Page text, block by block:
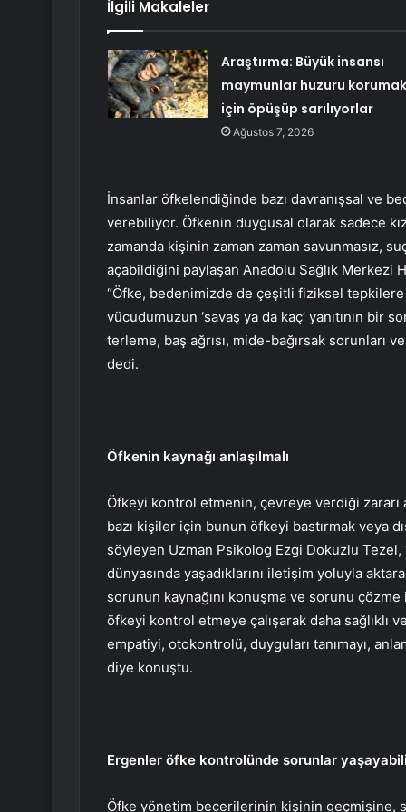
İlgili Makaleler
Araştırma: Büyük insansı
maymunlar huzuru korumak
için öpüşüp sarılıyorlar
Ağustos 7, 2026
İnsanlar öfkelendiğinde bazı davranışsal ve
verebiliyor. Öfkenin duygusal olarak sadece
zamanda kişinin zaman zaman savunmasız,
açabildiğini paylaşan Anadolu Sağlık Merkezi
“Öfke, bedenimizde de çeşitli fiziksel
vücudumuzun ‘savaş ya da kaç’ yanıtının bir
terleme, baş ağrısı, mide-bağırsak
dedi.
Öfkenin kaynağı anlaşılmalı
Öfkeyi kontrol etmenin, çevreye verdiği
bazı kişiler için bunun öfkeyi bastırmak veya
söyleyen Uzman Psikolog Ezgi Dokuzlu
dünyasında yaşadıklarını iletişim yoluyla
sorunun kaynağını konuşma ve sorunu
öfkeyi kontrol etmeye çalışarak daha sağlıklı
empatiyi, otokontrolü, duyguları tanımayı,
diye konuştu.
Ergenler öfke kontrolünde sorunlar
Öfke yönetim becerilerinin kişinin geçmişine,